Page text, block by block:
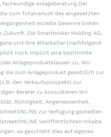
Anlageberatung.Der
zum Totalverlust des eingesetzten
erzielte Gewinne bieten
Zukunft. Die Smartbroker Holding AG,
und ihre Mitarbeiter (nachfolgend
noch implizit eine bestimmte
Anlageproduktklassen zu. Wir
die zum Anlageprodukt gesetzlich zur
den Verkaufsprospekt) zur
Berater zu konsultieren.Wir
Richtigkeit, Angemessenheit,
zur Verfügung gestellten
veröffentlichten Inhalte
so geschieht dies auf eigenes